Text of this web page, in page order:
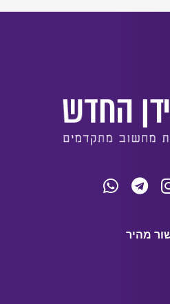
מהיר